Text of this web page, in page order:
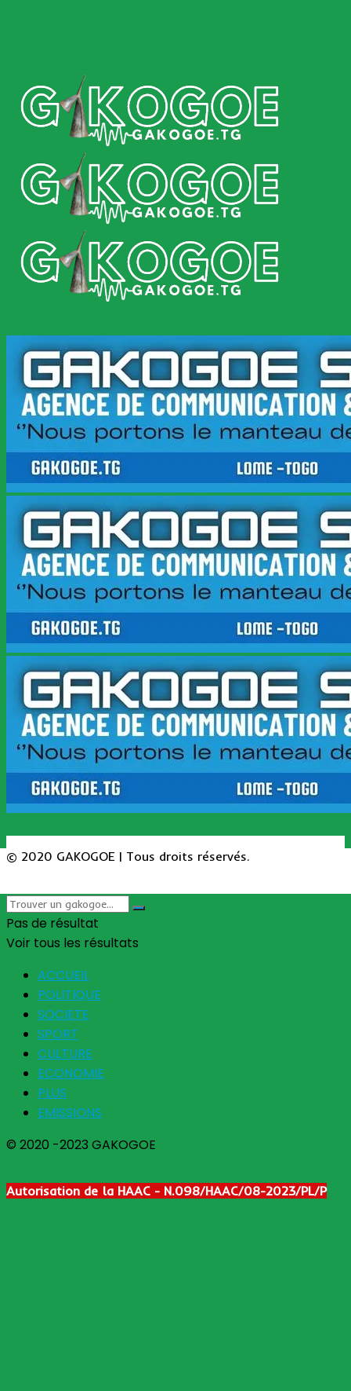
© 2020 GAKOGOE | Tous droits réservés.
Pas de résultat
Voir tous les résultats
ACCUEIL
POLITIQUE
SOCIETE
SPORT
CULTURE
ECONOMIE
PLUS
EMISSIONS
© 2020 -2023 GAKOGOE
Autorisation de la HAAC - N.098/HAAC/08-2023/PL/P